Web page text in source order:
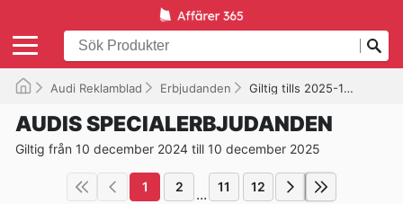
Audi Reklamblad Erbjudanden Giltig tills 2025-12-10
AUDIS SPECIALERBJUDANDEN
Giltig från 10 december 2024 till 10 december 2025
1 2 ... 11 12